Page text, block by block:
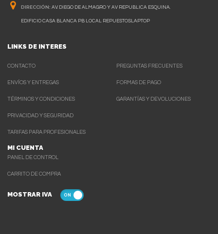
DIRECCIÓN: AV. DIEGO DE ALMAGRO Y AV REPUBLICA ESQUINA.
EDIFICIO CASA BLANCA PB LOCAL REPUESTOSLAPTOP
LINKS DE INTERES
CONTACTO
ENVÍOS Y ENTREGAS
TÉRMINOS Y CONDICIONES
PRIVACIDAD Y SEGURIDAD
TARIFAS PARA PROFESIONALES
MI CUENTA
PANEL DE CONTROL
CARRITO DE COMPRA
PREGUNTAS FRECUENTES
FORMAS DE PAGO
GARANTÍAS Y DEVOLUCIONES
MOSTRAR IVA